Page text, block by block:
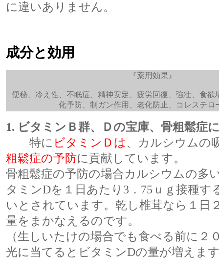
に違いありません。
成分と効用
『薬用効果』
便秘、冷え性、不眠症、精神安定、疲労回復、強壮、食欲
化予防、制ガン作用、老化防止、コレステロ
1. ビタミンＢ群、Ｄの宝庫、骨粗鬆症
特に ビタミンＤは、カルシウムの
粗鬆症の予防に貢献しています。
骨粗鬆症の予防の場合カルシウムの多
タミンDを１日あたり3．75ｕｇ接種す
いとされています。乾し椎茸なら１日
量をまかなえるのです。
（生しいたけの場合でも食べる前に２
光に当てるとビタミンDの量が増えま